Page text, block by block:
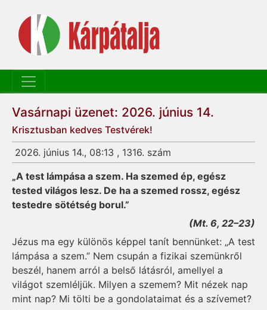
Vasárnapi üzenet: 2026. június 14.
Krisztusban kedves Testvérek!
2026. június 14., 08:13 , 1316. szám
„A test lámpása a szem. Ha szemed ép, egész
tested világos lesz. De ha a szemed rossz, egész
testedre sötétség borul.”
(Mt. 6, 22–23)
Jézus ma egy különös képpel tanít bennünket: „A test
lámpása a szem.” Nem csupán a fizikai szemünkről
beszél, hanem arról a belső látásról, amellyel a
világot szemléljük. Milyen a szemem? Mit nézek nap
mint nap? Mi tölti be a gondolataimat és a szívemet?